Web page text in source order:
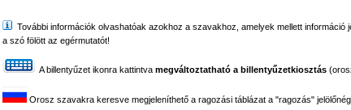
További információk olvashatóak azokhoz a szavakhoz, amelyek mellett információ
a szó fölött az egérmutatót!
A billentyűzet ikonra kattintva megváltoztatható a billentyűzetkiosztás
Orosz szavakra keresve megjeleníthető a ragozási táblázat a "ragozás"